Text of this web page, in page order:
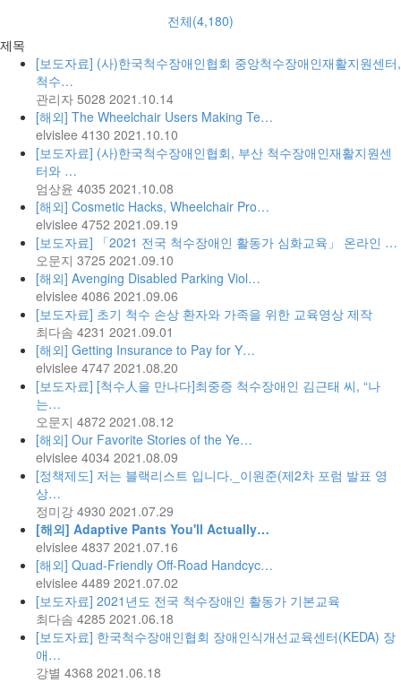
전체(4,180)
제목
[보도자료] (사)한국척수장애인협회 중앙척수장애인재활지원센터,
척수…
관리자 5028 2021.10.14
[해외] The Wheelchair Users Making Te…
elvislee 4130 2021.10.10
[보도자료] (사)한국척수장애인협회, 부산 척수장애인재활지원센
터와 …
엄상윤 4035 2021.10.08
[해외] Cosmetic Hacks, Wheelchair Pro…
elvislee 4752 2021.09.19
[보도자료] 「2021 전국 척수장애인 활동가 심화교육」 온라인 …
오문지 3725 2021.09.10
[해외] Avenging Disabled Parking Viol…
elvislee 4086 2021.09.06
[보도자료] 초기 척수 손상 환자와 가족을 위한 교육영상 제작
최다솜 4231 2021.09.01
[해외] Getting Insurance to Pay for Y…
elvislee 4747 2021.08.20
[보도자료] [척수人을 만나다]최중증 척수장애인 김근태 씨, “나
는…
오문지 4872 2021.08.12
[해외] Our Favorite Stories of the Ye…
elvislee 4034 2021.08.09
[정책제도] 저는 블랙리스트 입니다._이원준(제2차 포럼 발표 영
상…
정미강 4930 2021.07.29
[해외] Adaptive Pants You'll Actually…
elvislee 4837 2021.07.16
[해외] Quad-Friendly Off-Road Handcyc…
elvislee 4489 2021.07.02
[보도자료] 2021년도 전국 척수장애인 활동가 기본교육
최다솜 4285 2021.06.18
[보도자료] 한국척수장애인협회 장애인식개선교육센터(KEDA) 장
애…
강별 4368 2021.06.18